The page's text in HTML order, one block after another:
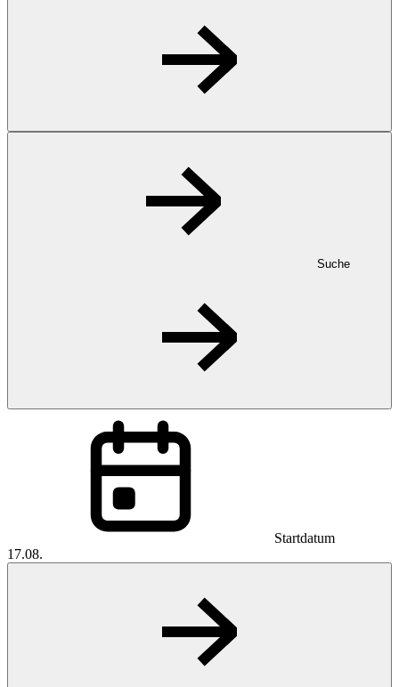
Suche
Startdatum
17.08.